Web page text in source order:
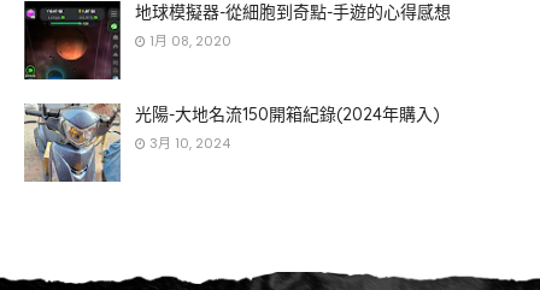
地球模擬器-從細胞到奇點-手遊的心得感想
1月 08, 2020
光陽-大地名流150開箱紀錄(2024年購入)
3月 10, 2024